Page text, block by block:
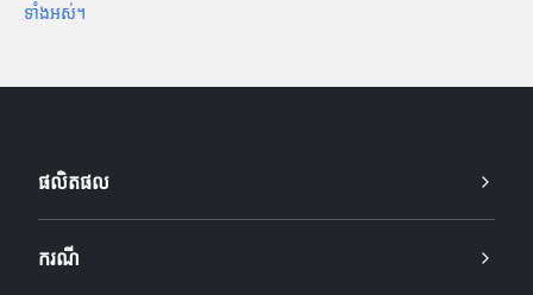
ទាំងអស់។
ផលិតផល
ករណី